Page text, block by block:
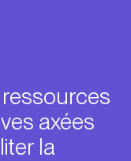
ressources
axées
la